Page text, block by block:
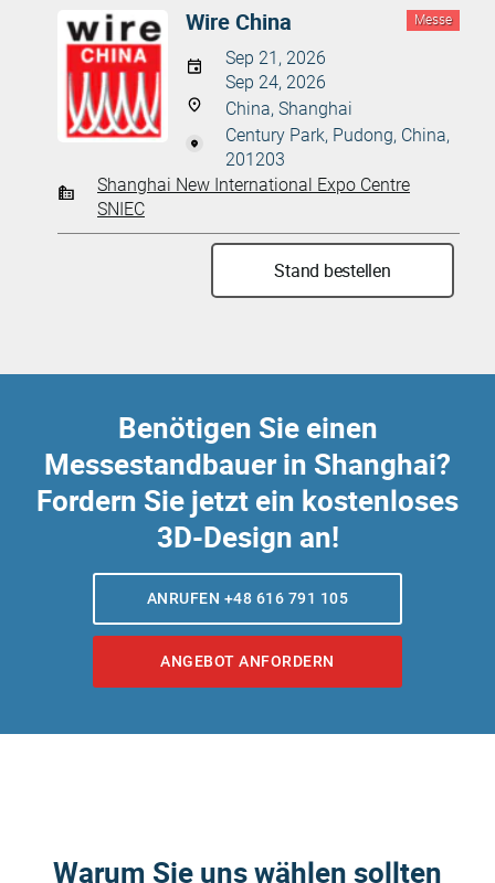
Messe
Wire China
Sep 21, 2026
Sep 24, 2026
China, Shanghai
Century Park, Pudong, China,
201203
Shanghai New International Expo Centre
SNIEC
Stand bestellen
Benötigen Sie einen
Messestandbauer in Shanghai?
Fordern Sie jetzt ein kostenloses
3D-Design an!
ANRUFEN +48 616 791 105
ANGEBOT ANFORDERN
Warum Sie uns wählen sollten